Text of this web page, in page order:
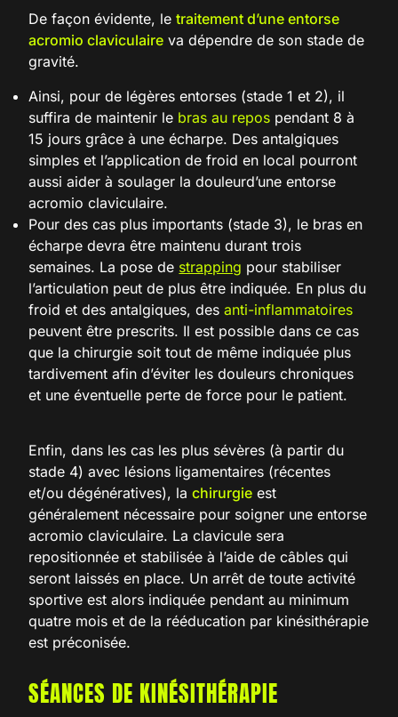
De façon évidente, letraitement d’une entorse
acromio claviculaire va dépendre de son stade de
gravité.
Ainsi, pour de légères entorses (stade 1 et 2), il
suffira de maintenir le bras au repos pendant 8 à
15 jours grâce à une écharpe. Des antalgiques
simples et l’application de froid en local pourront
aussi aider à soulager la douleurd’une entorse
acromio claviculaire.
Pour des cas plus importants (stade 3), le bras en
écharpe devra être maintenu durant trois
semaines. La pose de strapping pour stabiliser
l’articulation peut de plus être indiquée. En plus du
froid et des antalgiques, desanti-inflammatoires
peuvent être prescrits. Il est possible dans ce cas
que la chirurgie soit tout de même indiquée plus
tardivement afin d’éviter les douleurs chroniques
et une éventuelle perte de force pour le patient.
Enfin, dans les cas les plus sévères (à partir du
stade 4) avec lésions ligamentaires (récentes
et/ou dégénératives), lachirurgie est
généralement nécessaire pour soigner une entorse
acromio claviculaire. La clavicule sera
repositionnée et stabilisée à l’aide de câbles qui
seront laissés en place. Un arrêt de toute activité
sportive est alors indiquée pendant au minimum
quatre mois et de la rééducation par kinésithérapie
est préconisée.
SÉANCES DE KINÉSITHÉRAPIE